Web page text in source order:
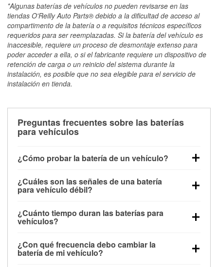
*Algunas baterías de vehículos no pueden revisarse en las
tiendas O'Reilly Auto Parts® debido a la dificultad de acceso al
compartimento de la batería o a requisitos técnicos específicos
requeridos para ser reemplazadas. Si la batería del vehículo es
inaccesible, requiere un proceso de desmontaje extenso para
poder acceder a ella, o si el fabricante requiere un dispositivo de
retención de carga o un reinicio del sistema durante la
instalación, es posible que no sea elegible para el servicio de
instalación en tienda.
Preguntas frecuentes sobre las baterías
para vehículos
¿Cómo probar la batería de un vehículo?
maneras. El método más rápido es utilizar un
multímetro: con el vehículo apagado, conecta los
voltaje: una batería en buen estado y totalmente
cargada debería indicar unos 12.6 voltios. Es
importante saber que las baterías descargadas a
veces pueden mostrar una carga completa, y un
¿Cuáles son las señales de una batería
para vehículo débil?
advertencia. Un arranque lento del motor, faros
tenues, chasquidos al girar la llave o luces de
que la batería tiene una potencia de carga débil.
También puedes notar problemas eléctricos, como
¿Cuánto tiempo duran las baterías para
vehículos?
entre 3 y 5 años. La duración exacta depende de los
hábitos de conducción, las condiciones
¿Con qué frecuencia debo cambiar la
batería de mi vehículo?